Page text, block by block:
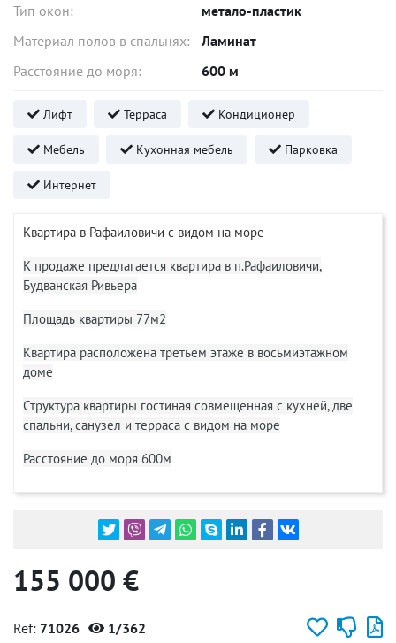
Тип окон:
метало-пластик
Материал полов в спальнях:
Ламинат
Расстояние до моря:
600 м
Лифт Терраса Кондиционер
Мебель Кухонная мебель Парковка
Интернет
Квартира в Рафаиловичи с видом на море
К продаже предлагается квартира в п.Рафаиловичи,
Будванская Ривьера
Площадь квартиры 77м2
Квартира расположена третьем этаже в восьмиэтажном
доме
Структура квартиры гостиная совмещенная с кухней, две
спальни, санузел и терраса с видом на море
Расстояние до моря 600м
155 000 €
Ref: 71026 1/362